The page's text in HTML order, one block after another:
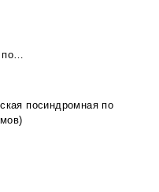
по…
посиндромная по